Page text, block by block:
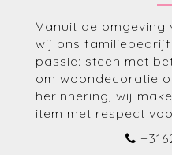
Vanuit de omgeving
wij ons
passie: steen met
om woondecoratie
herinnering, wij
item met respect